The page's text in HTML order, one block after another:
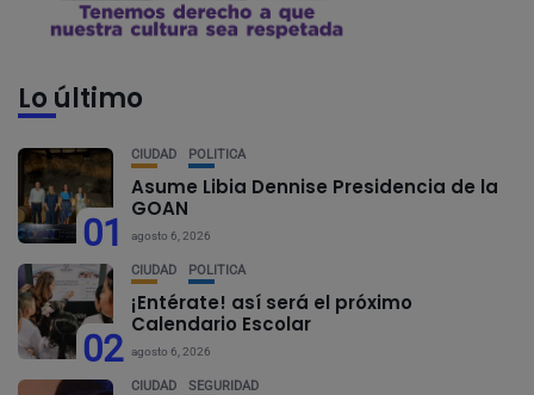
Lo último
01
CIUDAD POLÍTICA
Asume Libia Dennise Presidencia de la
GOAN
agosto 6, 2026
02
CIUDAD POLÍTICA
¡Entérate! así será el próximo
Calendario Escolar
agosto 6, 2026
CIUDAD SEGURIDAD